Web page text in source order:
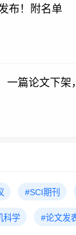
布！附名单
一篇论文下
#SCI期刊
科学 #论文发